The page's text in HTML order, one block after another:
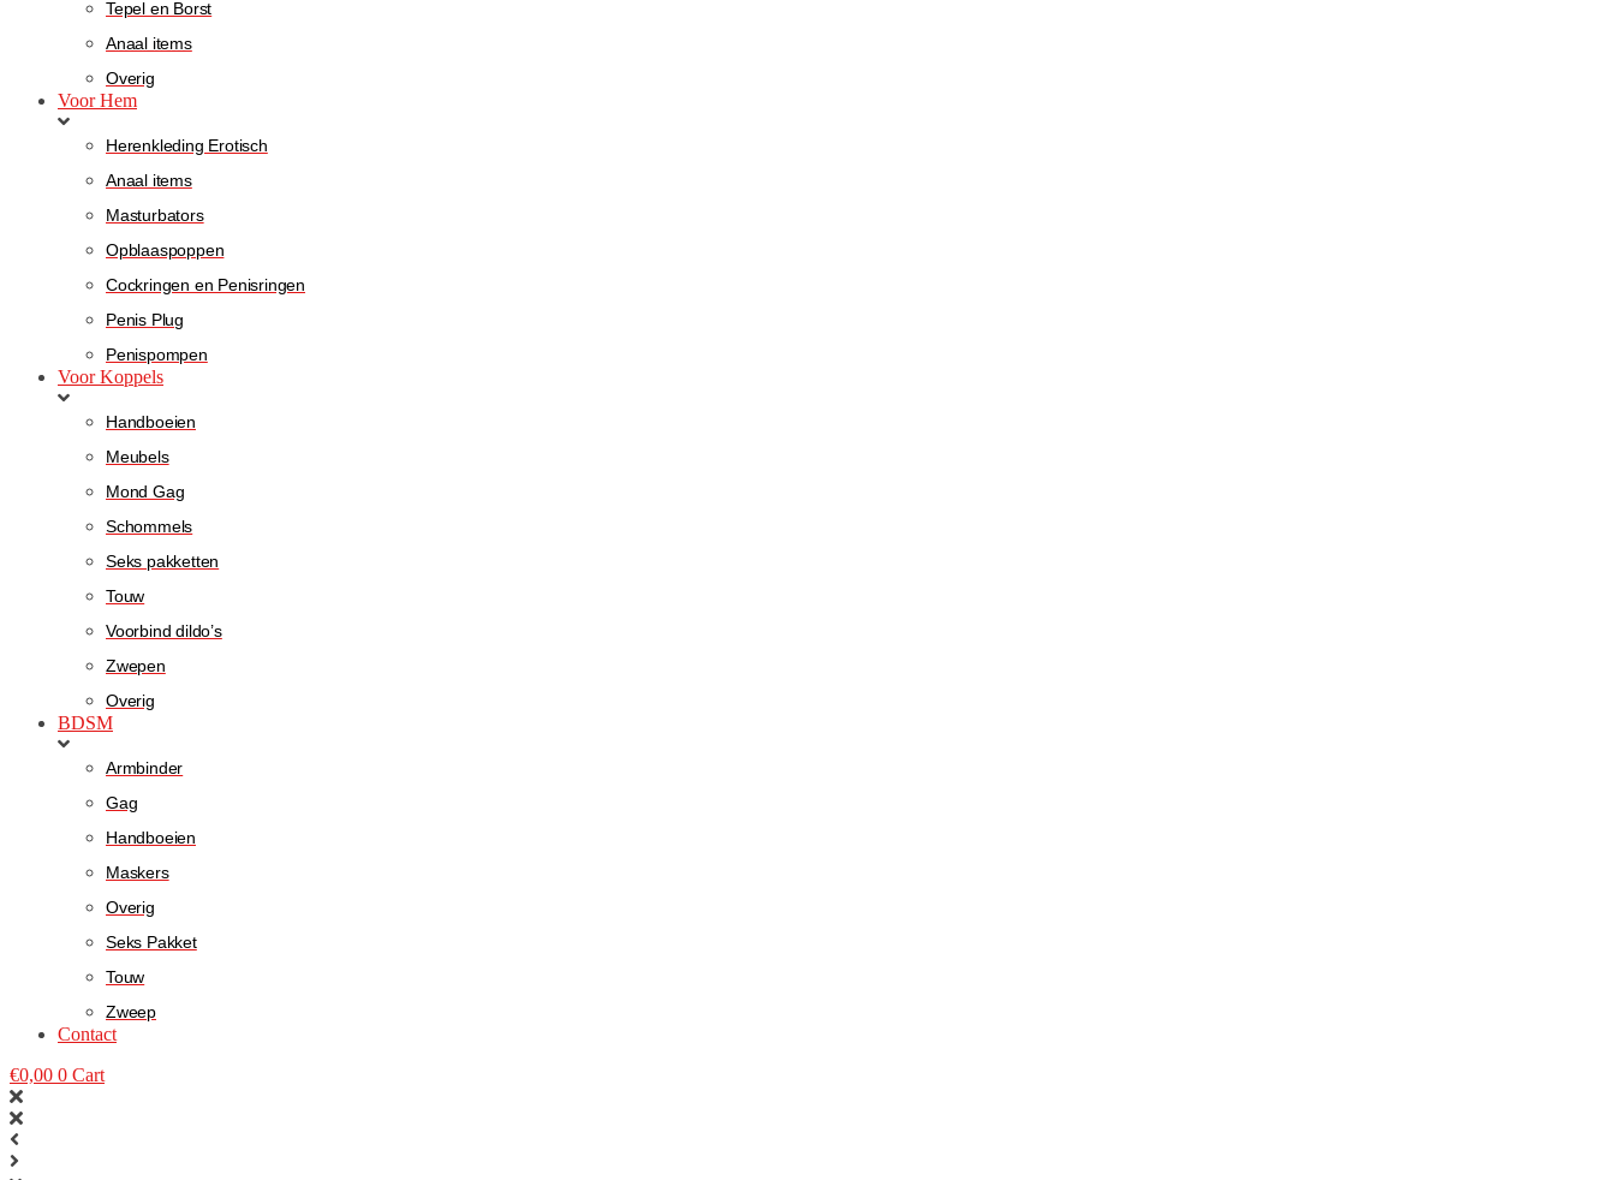
Tepel en Borst
Anaal items
Overig
Voor Hem
Herenkleding Erotisch
Anaal items
Masturbators
Opblaaspoppen
Cockringen en Penisringen
Penis Plug
Penispompen
Voor Koppels
Handboeien
Meubels
Mond Gag
Schommels
Seks pakketten
Touw
Voorbind dildo’s
Zwepen
Overig
BDSM
Armbinder
Gag
Handboeien
Maskers
Overig
Seks Pakket
Touw
Zweep
Contact
€0,00 0 Cart